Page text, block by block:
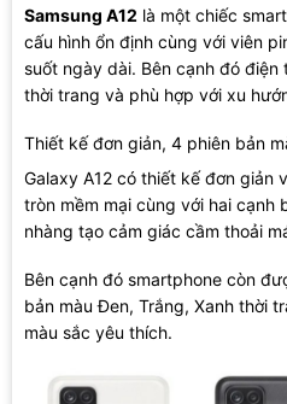
Samsung A12 là một chiếc
cấu hình ổn định cùng với viên
suốt ngày dài. Bên cạnh đó
thời trang và phù hợp với xu
Thiết kế đơn giản, 4 phiên bản
Galaxy A12 có thiết kế đơn giản
tròn mềm mại cùng với hai cạnh
nhàng tạo cảm giác cầm thoải
Bên cạnh đó smartphone còn
bản màu Đen, Trắng, Xanh thời
màu sắc yêu thích.